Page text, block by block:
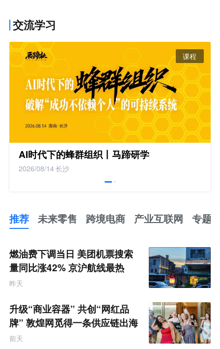
交流学习
课程
AI时代下的蜂群组织丨马蹄研学
2026/08/14长沙
推荐 未来零售 跨境电商 产业互联网 专题
未
来
零
售
跨
境
商
产
业
互
联
网
燃油费下调当日 美团机票搜索
量同比涨42% 京沪航线最热
昨天
升级“商业容器” 共创“网红品
牌” 敦煌网觅得一条供应链出海
的新路径
前天